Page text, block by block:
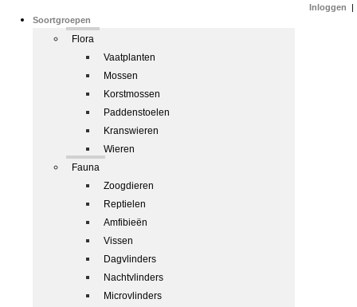
Soortgroepen
Flora
Vaatplanten
Mossen
Korstmossen
Paddenstoelen
Kranswieren
Wieren
Fauna
Zoogdieren
Reptielen
Amfibieën
Vissen
Dagvlinders
Nachtvlinders
Microvlinders
Inloggen |